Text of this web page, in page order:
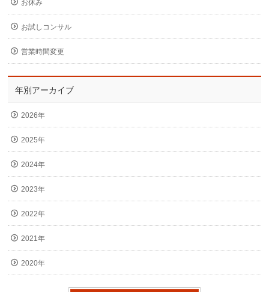
お休み
お試しコンサル
営業時間変更
年別アーカイブ
2026年
2025年
2024年
2023年
2022年
2021年
2020年